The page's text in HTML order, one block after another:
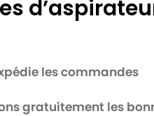
les commandes
gratuitement les